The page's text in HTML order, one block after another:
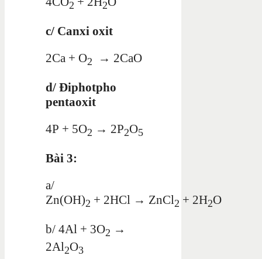
2 2
c/ Canxi oxit
2Ca + O2 → 2CaO
d/ Điphotpho
pentaoxit
4P + 5O2 → 2P2O5
Bài 3:
a/
Zn(OH)2 + 2HCl → ZnCl2 + 2H2O
b/ 4Al + 3O2 →
2Al2O3